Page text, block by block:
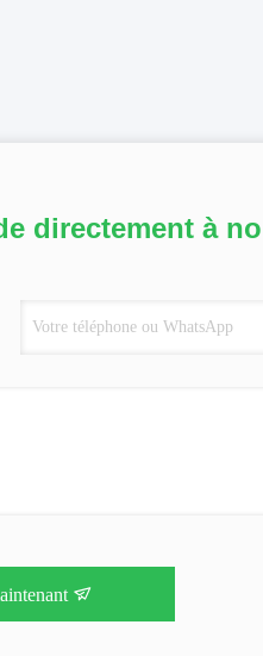
directement à